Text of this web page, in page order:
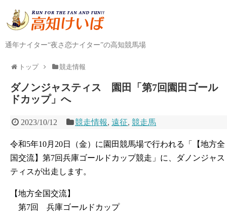
通年ナイター“夜さ恋ナイター”の高知競馬場
トップ 競走情報
ダノンジャスティス 園田「第7回園田ゴール
ドカップ」へ
2023/10/12 競走情報,遠征,競走馬
令和5年10月20日（金）に園田競馬場で行われる「【地方全
国交流】第7回兵庫ゴールドカップ競走」に、ダノンジャス
ティスが出走します。
【地方全国交流】
第7回 兵庫ゴールドカップ